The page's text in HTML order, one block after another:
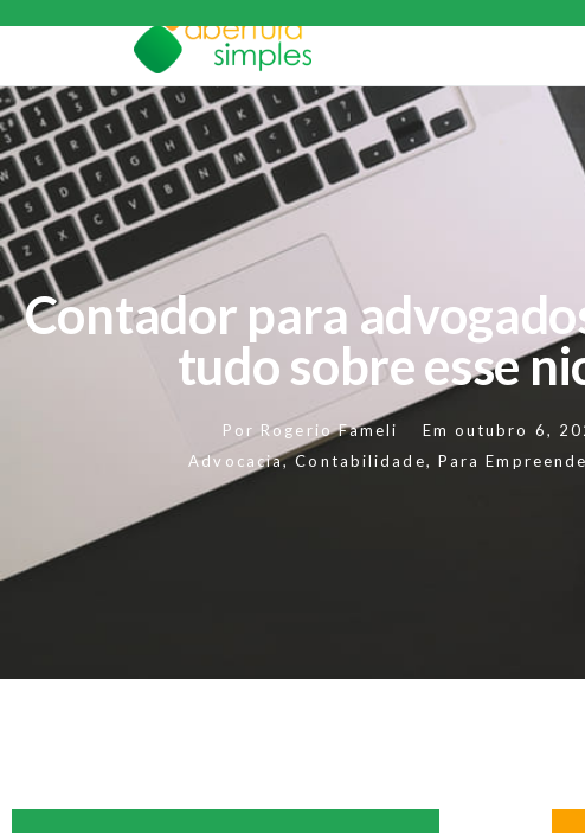
Contador para
tudo sobre esse
Por Rogerio Fameli Em outubro 6,
Advocacia,Contabilidade, Para